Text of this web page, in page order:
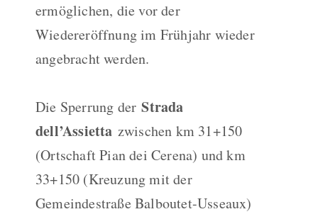
ermöglichen, die vor der
Wiedereröffnung im Frühjahr wieder
angebracht werden.
Die Sperrung derStrada
dell’Assietta zwischen km 31+150
(Ortschaft Pian dei Cerena) und km
33+150 (Kreuzung mit der
Gemeindestraße Balboutet-Usseaux)